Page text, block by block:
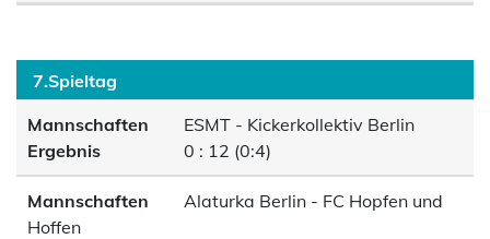
7.Spieltag
Mannschaften
ESMT - Kickerkollektiv Berlin
Ergebnis
0 : 12 (0:4)
Mannschaften
Alaturka Berlin - FC Hopfen und
Hoffen